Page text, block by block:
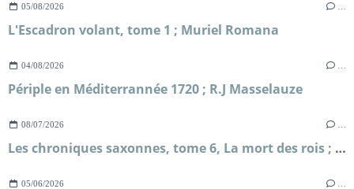
05/08/2026
L'Escadron volant, tome 1 ; Muriel Romana
04/08/2026
Périple en Méditerrannée 1720 ; R.J Masselauze
08/07/2026
Les chroniques saxonnes, tome 6, La mort des rois ; Bernard Cornwell
05/06/2026